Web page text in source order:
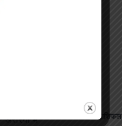
में
जानिए अपना राशिफल